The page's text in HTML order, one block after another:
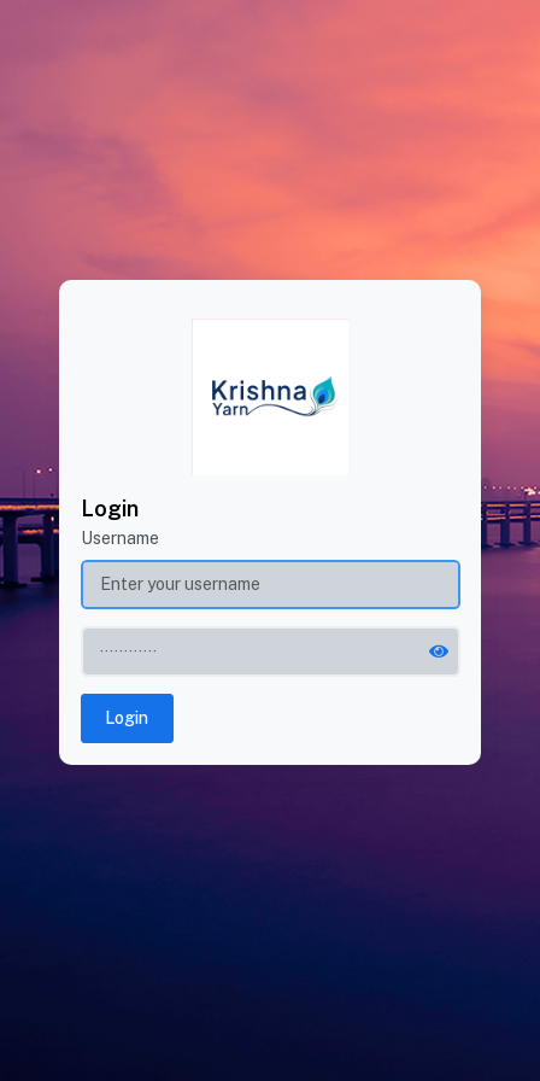
Login
Username
Login